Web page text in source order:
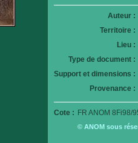
Auteur :
Territoire :
Lieu :
Type de document :
Support et dimensions :
Provenance :
Cote : FR ANOM 8Fi98/
© ANOM sous